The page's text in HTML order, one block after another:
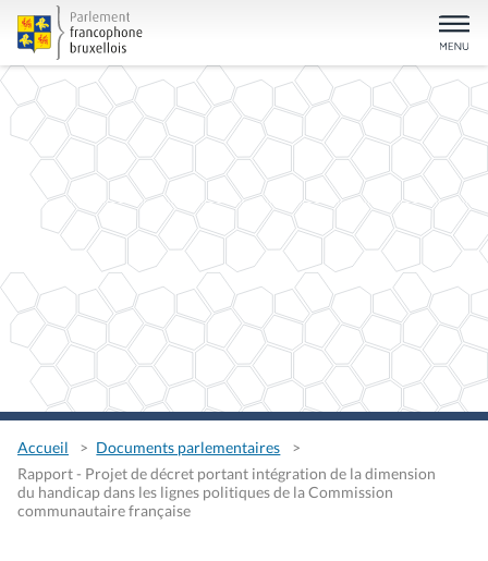
Accueil
Documents parlementaires
Rapport - Projet de décret portant intégration de la dimension
du handicap dans les lignes politiques de la Commission
communautaire française